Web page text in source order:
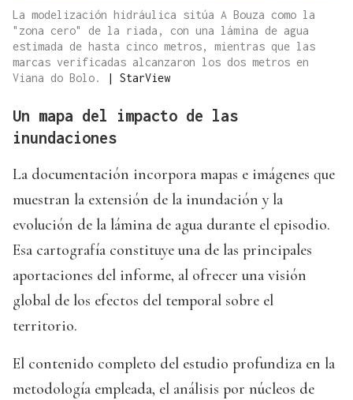
La modelización hidráulica sitúa A Bouza como la
"zona cero" de la riada, con una lámina de agua
estimada de hasta cinco metros, mientras que las
marcas verificadas alcanzaron los dos metros en
Viana do Bolo.
| StarView
Un mapa del impacto de las
inundaciones
La documentación incorpora mapas e imágenes que
muestran la extensión de la inundación y la
evolución de la lámina de agua durante el episodio.
Esa cartografía constituye una de las principales
aportaciones del informe, al ofrecer una visión
global de los efectos del temporal sobre el
territorio.
El contenido completo del estudio profundiza en la
metodología empleada, el análisis por núcleos de